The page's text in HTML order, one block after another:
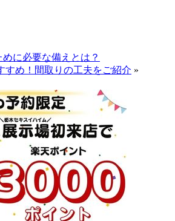
に必要な備えとは？
すめ！間取りの工夫をご紹介 »